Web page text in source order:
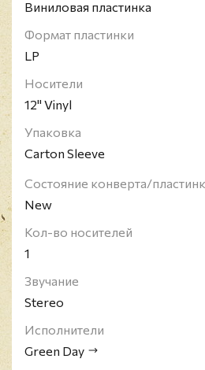
Music Awards", шесть от
много других.
Виниловая пластинка
Формат пластинки
LP
Носители
12" Vinyl
Упаковка
Carton Sleeve
Состояние конверта/
New
Кол-во носителей
1
Звучание
Stereo
Исполнители
Green Day